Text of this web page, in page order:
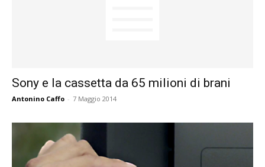
Sony e la cassetta da 65 milioni di brani
Antonino Caffo - 7 Maggio 2014